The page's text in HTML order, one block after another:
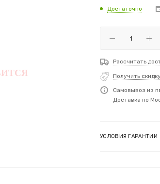
Достаточно
Рассчитать
Получить скидку
Самовывоз из
Доставка по
УСЛОВИЯ ГАРАНТИИ